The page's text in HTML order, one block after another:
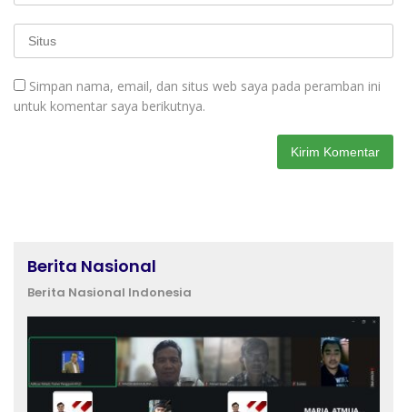
Simpan nama, email, dan situs web saya pada peramban ini
untuk komentar saya berikutnya.
Berita Nasional
Berita Nasional Indonesia